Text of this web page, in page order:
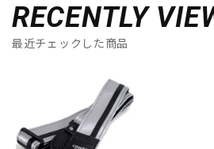
RECENTLY
最近チェックした商品